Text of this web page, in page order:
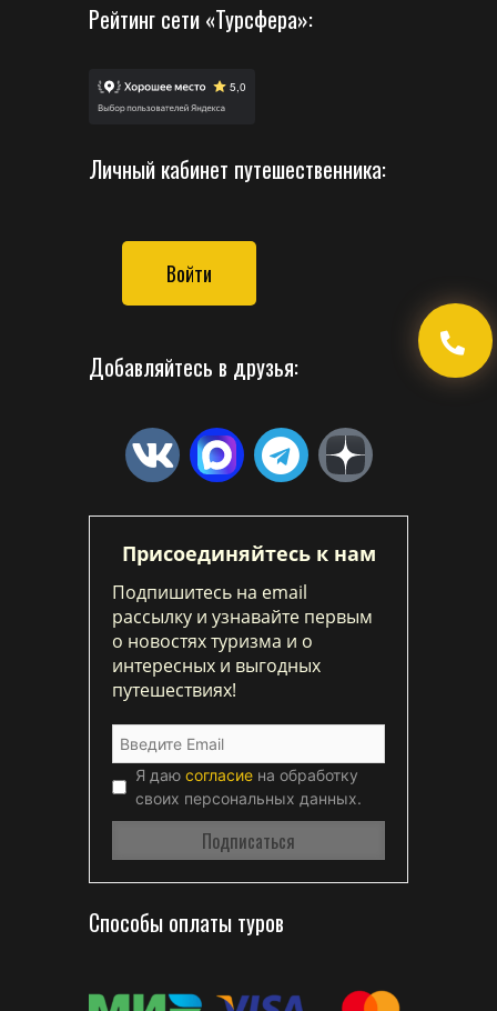
Рейтинг сети «Турсфера»:
Личный кабинет путешественника:
Войти
Добавляйтесь в друзья:
Присоединяйтесь к нам
Подпишитесь на email
рассылку и узнавайте первым
о новостях туризма и о
интересных и выгодных
путешествиях!
Я даю согласие на обработку
своих персональных данных.
Способы оплаты туров